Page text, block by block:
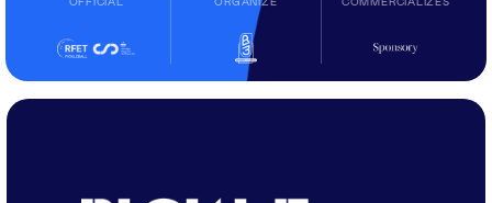
OFFICIAL ORGANIZE COMMERCIALIZES